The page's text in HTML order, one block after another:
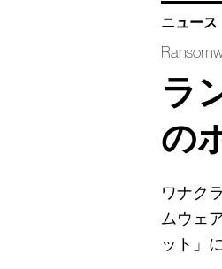
ニュース
ラ
の
ワナク
ムウェ
ット」